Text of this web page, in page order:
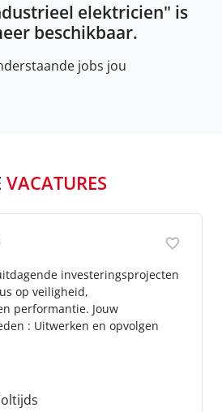
elektricien" is
beschikbaar.
jobs jou
VACATURES
investeringsprojecten
op veiligheid,
performantie. Jouw
: Uitwerken en opvolgen